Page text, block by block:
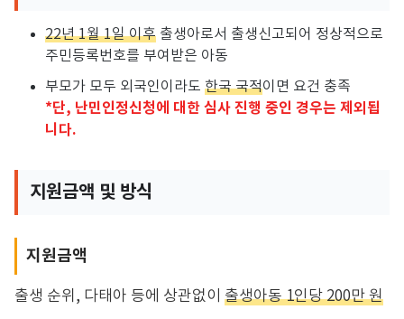
22년 1월 1일 이후 출생아로서 출생신고되어 정상적으로
주민등록번호를 부여받은 아동
부모가 모두 외국인이라도 한국 국적이면 요건 충족
*단, 난민인정신청에 대한 심사 진행 중인 경우는 제외됩
니다.
지원금액 및 방식
지원금액
출생 순위, 다태아 등에 상관없이 출생아동 1인당 200만 원